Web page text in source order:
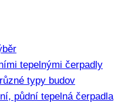
tepelnými čerpadly
typy budov
půdní tepelná čerpadla